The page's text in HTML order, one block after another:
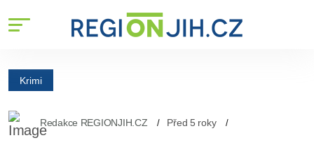
Krimi
Redakce REGIONJIH.CZ Před 5 roky